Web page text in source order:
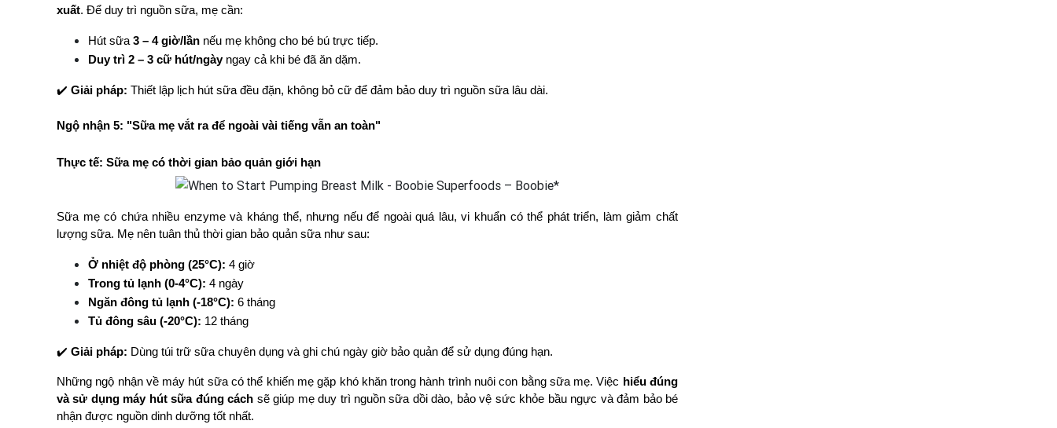
xuất. Để duy trì nguồn sữa, mẹ cần:
Hút sữa 3 – 4 giờ/lần nếu mẹ không cho bé bú trực tiếp.
Duy trì 2 – 3 cữ hút/ngày ngay cả khi bé đã ăn dặm.
✔️ Giải pháp: Thiết lập lịch hút sữa đều đặn, không bỏ cữ để đảm bảo duy trì nguồn sữa lâu dài.
Ngộ nhận 5: "Sữa mẹ vắt ra để ngoài vài tiếng vẫn an toàn"
Thực tế: Sữa mẹ có thời gian bảo quản giới hạn
Sữa mẹ có chứa nhiều enzyme và kháng thể, nhưng nếu để ngoài quá lâu, vi khuẩn có thể phát triển, làm giảm chất
lượng sữa. Mẹ nên tuân thủ thời gian bảo quản sữa như sau:
Ở nhiệt độ phòng (25°C): 4 giờ
Trong tủ lạnh (0-4°C): 4 ngày
Ngăn đông tủ lạnh (-18°C): 6 tháng
Tủ đông sâu (-20°C): 12 tháng
✔️ Giải pháp: Dùng túi trữ sữa chuyên dụng và ghi chú ngày giờ bảo quản để sử dụng đúng hạn.
Những ngộ nhận về máy hút sữa có thể khiến mẹ gặp khó khăn trong hành trình nuôi con bằng sữa mẹ. Việc hiểu đúng
và sử dụng máy hút sữa đúng cách sẽ giúp mẹ duy trì nguồn sữa dồi dào, bảo vệ sức khỏe bầu ngực và đảm bảo bé
nhận được nguồn dinh dưỡng tốt nhất.